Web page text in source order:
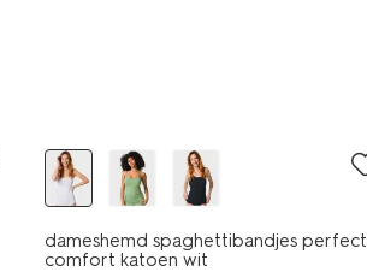
dameshemd spaghettibandjes perfect
comfort katoen wit